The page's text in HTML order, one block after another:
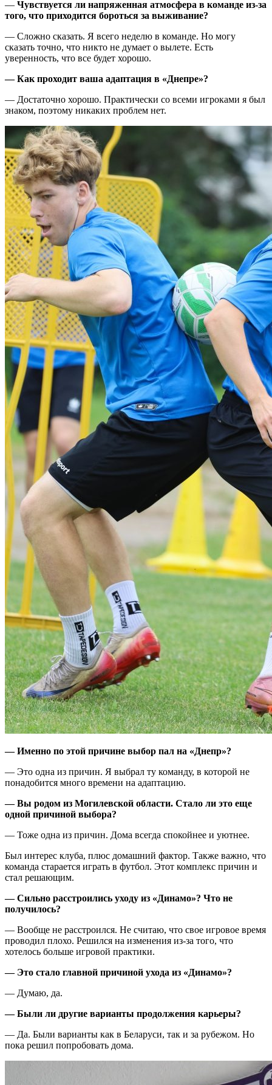
— Чувствуется ли напряженная атмосфера в команде из-за
того, что приходится бороться за выживание?
— Сложно сказать. Я всего неделю в команде. Но могу
сказать точно, что никто не думает о вылете. Есть
уверенность, что все будет хорошо.
— Как проходит ваша адаптация в «Днепре»?
— Достаточно хорошо. Практически со всеми игроками я был
знаком, поэтому никаких проблем нет.
— Именно по этой причине выбор пал на «Днепр»?
— Это одна из причин. Я выбрал ту команду, в которой не
понадобится много времени на адаптацию.
— Вы родом из Могилевской области. Стало ли это еще
одной причиной выбора?
— Тоже одна из причин. Дома всегда спокойнее и уютнее.
Был интерес клуба, плюс домашний фактор. Также важно, что
команда старается играть в футбол. Этот комплекс причин и
стал решающим.
— Сильно расстроились уходу из «Динамо»? Что не
получилось?
— Вообще не расстроился. Не считаю, что свое игровое время
проводил плохо. Решился на изменения из-за того, что
хотелось больше игровой практики.
— Это стало главной причиной ухода из «Динамо»?
— Думаю, да.
— Были ли другие варианты продолжения карьеры?
— Да. Были варианты как в Беларуси, так и за рубежом. Но
пока решил попробовать дома.